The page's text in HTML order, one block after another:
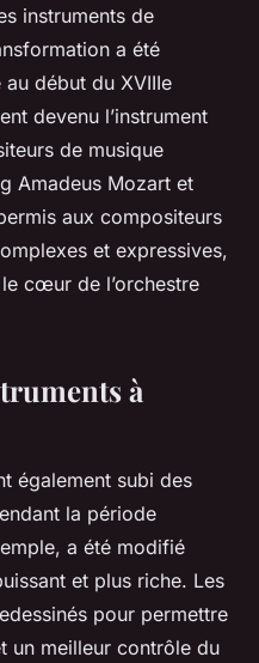
instruments de
a été
au début du XVIIIe
devenu l’instrument
de musique
Amadeus Mozart et
aux compositeurs
et expressives,
cœur de l’orchestre
à
également subi des
la période
a été modifié
et plus riche. Les
pour permettre
un meilleur contrôle du